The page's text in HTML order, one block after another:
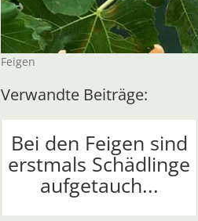
Feigen
Verwandte Beiträge:
Bei den Feigen sind
erstmals Schädlinge
aufgetauch...